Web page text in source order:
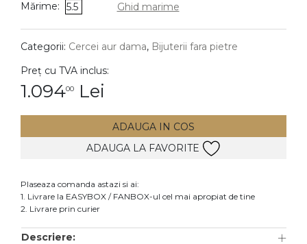
DIAMANTE Vezi toate
Cercei
Accesorii
Mărime: 5.5 Ghid marime
Categorii: Cercei aur dama, Bijuterii fara pietre
Preț cu TVA inclus:
1.09400 Lei
ADAUGA IN COS
ADAUGA LA FAVORITE
Plaseaza comanda astazi si ai:
1. Livrare la EASYBOX / FANBOX-ul cel mai apropiat de tine
2. Livrare prin curier
Descriere: